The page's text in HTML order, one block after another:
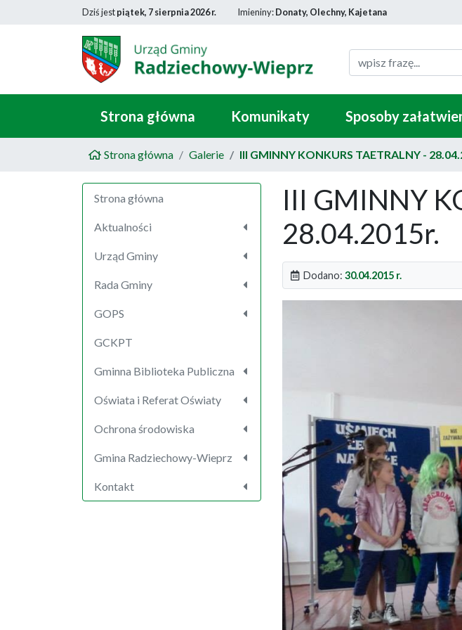
Dziś jestpiątek, 7 sierpnia 2026 r. Imieniny:Donaty, Olechny, Kajetana
Strona główna Komunikaty Sposoby
Strona główna Galerie III GMINNY KONKURS TAETRALNY -
Strona główna
Aktualności
Urząd Gminy
Rada Gminy
GOPS
GCKPT
Gminna Biblioteka Publiczna
Oświata i Referat Oświaty
Ochrona środowiska
Gmina Radziechowy-Wieprz
Kontakt
III GMINNY
28.04.2015r.
Dodano: 30.04.2015 r.